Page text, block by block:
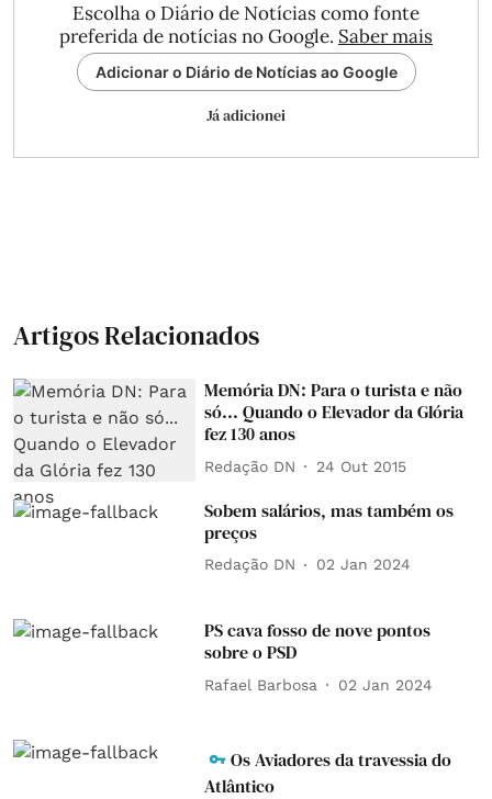
Escolha o Diário de Notícias como fonte
preferida de notícias no Google. Saber mais
Adicionar o Diário de Notícias ao Google
Já adicionei
Artigos Relacionados
Memória DN: Para o turista e não
só... Quando o Elevador da Glória
fez 130 anos
Redação DN 24 Out 2015
Sobem salários, mas também os
preços
Redação DN 02 Jan 2024
PS cava fosso de nove pontos
sobre o PSD
Rafael Barbosa 02 Jan 2024
Os Aviadores da travessia do
Atlântico